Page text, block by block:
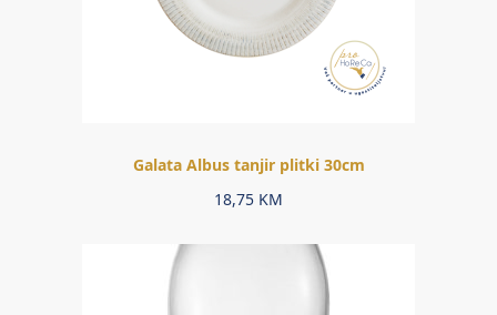
Galata Albus tanjir plitki 30cm
18,75 KM